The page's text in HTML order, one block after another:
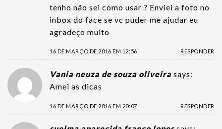
tenho não sei como usar ? Enviei a foto no
inbox do face se vc puder me ajudar eu
agradeço muito
16 DE MARÇO DE 2016 EM 12:56 RESPONDER
Vania neuza de souza oliveira says:
Amei as dicas
16 DE MARÇO DE 2016 EM 20:07 RESPONDER